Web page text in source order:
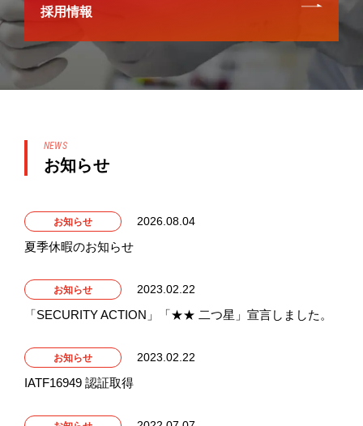
採用情報
NEWS
お知らせ
お知らせ 2026.08.04
夏季休暇のお知らせ
お知らせ 2023.02.22
「SECURITY ACTION」「★★ 二つ星」宣言しました。
お知らせ 2023.02.22
IATF16949 認証取得